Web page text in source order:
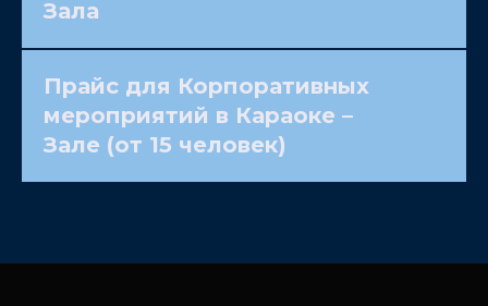
Зала
Прайс для Корпоративных
мероприятий в Караоке –
Зале (от 15 человек)